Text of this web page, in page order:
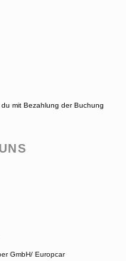
mit Bezahlung der Buchung
GmbH/ Europcar